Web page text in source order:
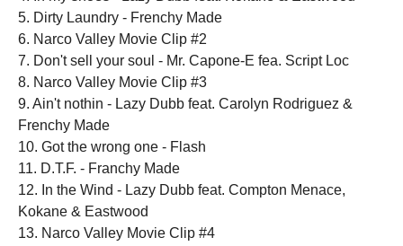
5. Dirty Laundry - Frenchy Made
6. Narco Valley Movie Clip #2
7. Don't sell your soul - Mr. Capone-E fea. Script Loc
8. Narco Valley Movie Clip #3
9. Ain't nothin - Lazy Dubb feat. Carolyn Rodriguez &
Frenchy Made
10. Got the wrong one - Flash
11. D.T.F. - Franchy Made
12. In the Wind - Lazy Dubb feat. Compton Menace,
Kokane & Eastwood
13. Narco Valley Movie Clip #4